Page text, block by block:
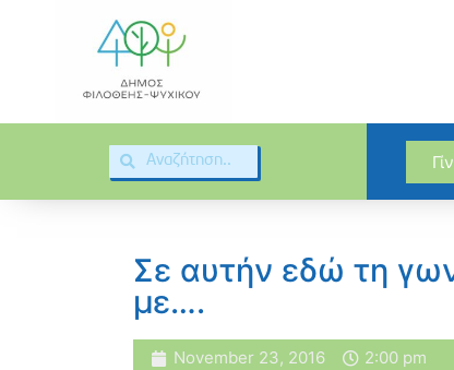
Σε αυτήν εδώ τη
με….
November 23, 2016 2:00 pm